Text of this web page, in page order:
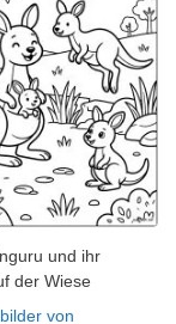
und ihr
der Wiese
von